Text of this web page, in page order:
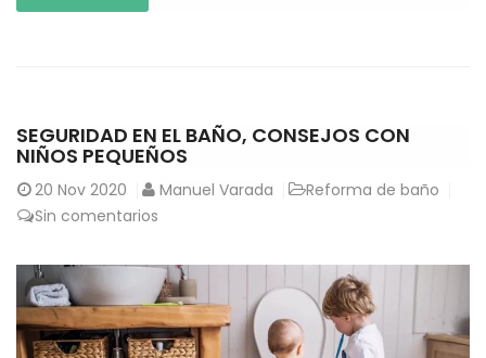
SEGURIDAD EN EL BAÑO, CONSEJOS CON
NIÑOS PEQUEÑOS
20 Nov 2020 Manuel Varada
Reforma de baño
Sin comentarios